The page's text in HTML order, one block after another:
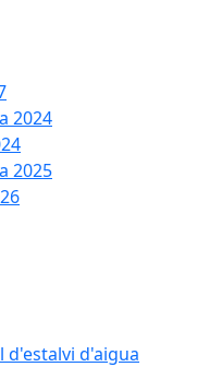
2024
2025
d'estalvi d'aigua